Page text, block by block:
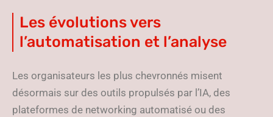
Les évolutions vers
l’automatisation et l’analyse
Les organisateurs les plus chevronnés misent
désormais sur des outils propulsés par l’IA, des
plateformes de networking automatisé ou des